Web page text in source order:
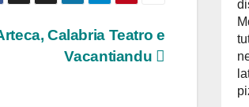
Calabria Teatro e
Vacantiandu